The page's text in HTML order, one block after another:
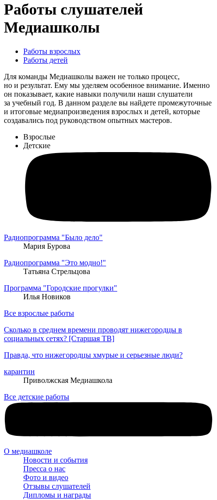
Работы слушателей
Медиашколы
Работы взрослых
Работы детей
Для команды Медиашколы важен не только процесс,
но и результат. Ему мы уделяем особенное внимание. Именно
он показывает, какие навыки получили наши слушатели
за учебный год. В данном разделе вы найдете промежуточные
и итоговые медиапроизведения взрослых и детей, которые
создавались под руководством опытных мастеров.
Взрослые
Детские
Радиопрограмма "Было дело"
Мария Бурова
Радиопрограмма "Это модно!"
Татьяна Стрельцова
Программа "Городские прогулки"
Илья Новиков
Все взрослые работы
Сколько в среднем времени проводят нижегородцы в
социальных сетях? [Старшая ТВ]
Правда, что нижегородцы хмурые и серьезные люди?
карантин
Приволжская Медиашкола
Все детские работы
О медиашколе
Новости и события
Пресса о нас
Фото и видео
Отзывы слушателей
Дипломы и награды